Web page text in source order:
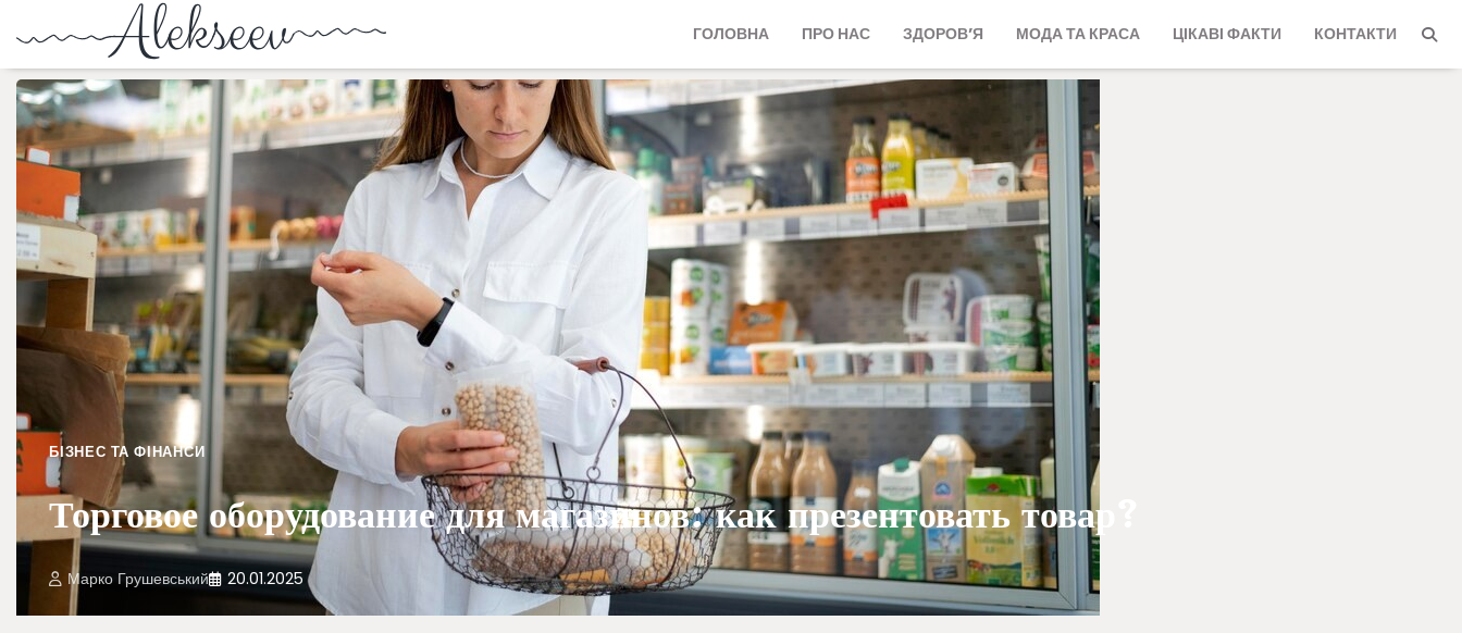
ГОЛОВНА ПРО НАС ЗДОРОВ’Я МОДА ТА КРАСА ЦІКАВІ ФАКТИ КОНТАКТИ
БІЗНЕС ТА ФІНАНСИ
Торговое оборудование для магазинов: как презентовать товар?
Марко Грушевський 20.01.2025